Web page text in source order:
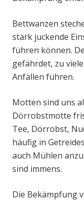
Bettwanzen
stark juckende
führen können.
gefährdet, zu
Anfällen führen.
Motten sind uns
Dörrobstmotte
Tee, Dörrobst,
häufig in
auch Mühlen
sind immens.
Die Bekämpfung